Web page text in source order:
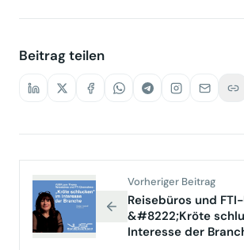
Beitrag teilen
Vorheriger Beitrag
Reisebüros und
&#8222;Kröte
Interesse der